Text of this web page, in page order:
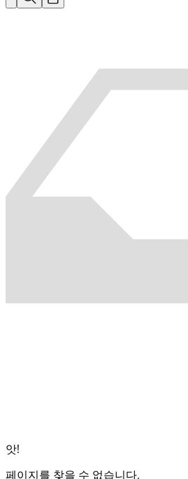
앗!
페이지를 찾을 수 없습니다.